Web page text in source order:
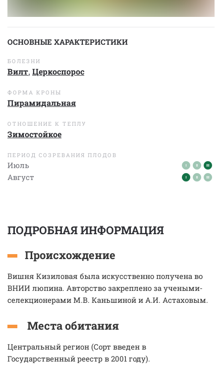
ОСНОВНЫЕ ХАРАКТЕРИСТИКИ
БОЛЕЗНИ
Вилт, Церкоспорос
ФОРМА КРОНЫ
Пирамидальная
ОТНОШЕНИЕ К ТЕПЛУ
Зимостойкое
ПЕРИОД СОЗРЕВАНИЯ ПЛОДОВ
Июль
Август
ПОДРОБНАЯ ИНФОРМАЦИЯ
Происхождение
Вишня Кизиловая была искусственно получена во
ВНИИ люпина. Авторство закреплено за учеными-
селекционерами М.В. Каньшиной и А.И. Астаховым.
Места обитания
Центральный регион (Сорт введен в
Государственный реестр в 2001 году).